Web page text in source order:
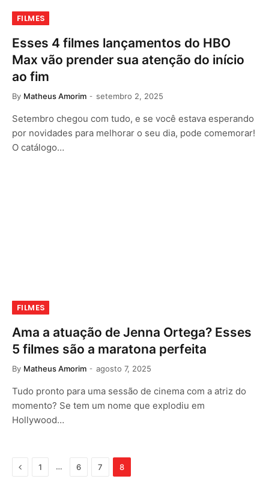
FILMES
Esses 4 filmes lançamentos do HBO
Max vão prender sua atenção do início
ao fim
By Matheus Amorim setembro 2, 2025
Setembro chegou com tudo, e se você estava esperando
por novidades para melhorar o seu dia, pode comemorar!
O catálogo…
FILMES
Ama a atuação de Jenna Ortega? Esses
5 filmes são a maratona perfeita
By Matheus Amorim agosto 7, 2025
Tudo pronto para uma sessão de cinema com a atriz do
momento? Se tem um nome que explodiu em
Hollywood…
Previous
1 … 6 7 8